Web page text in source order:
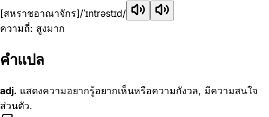
[สหราชอาณาจักร]/ˈɪntrəstɪd/
ความถี่: สูงมาก
คำแปล
adj. แสดงความอยากรู้อยากเห็นหรือความกังวล, มีความสนใจ
ส่วนตัว.